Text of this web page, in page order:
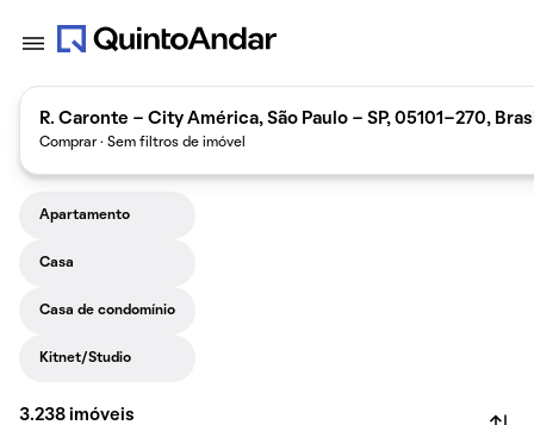
R. Caronte - City América, São Paulo - SP, 05101-270,
Comprar · Sem filtros de imóvel
Apartamento
Casa
Casa de condomínio
Kitnet/Studio
3.238 imóveis